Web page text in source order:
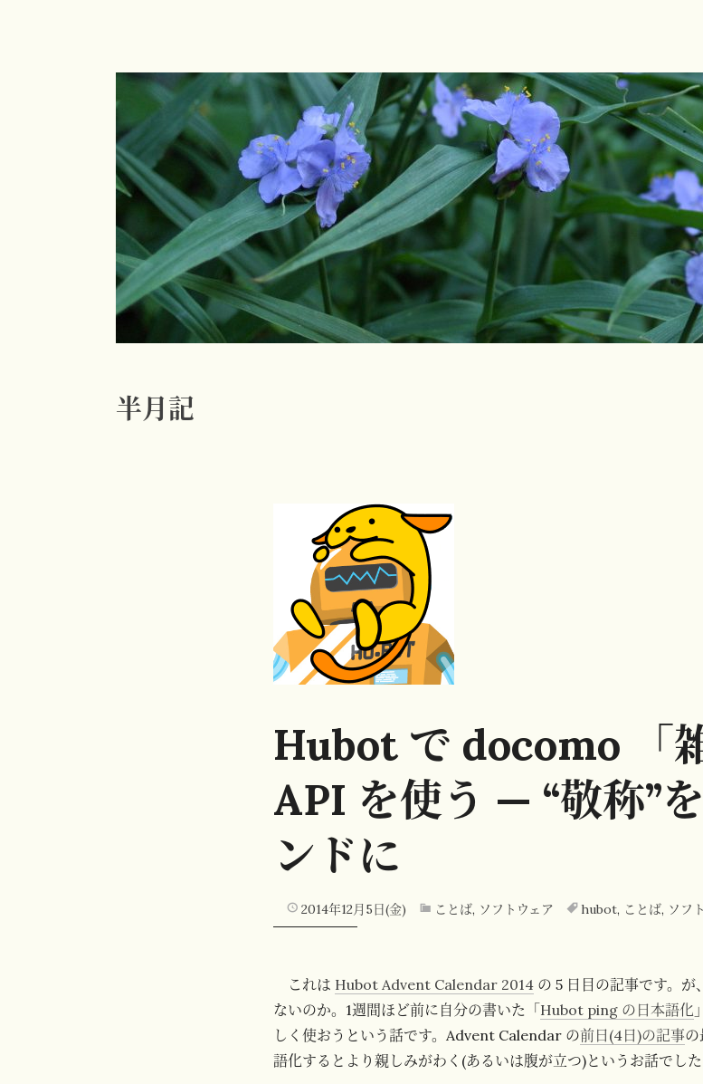
ン
テ
ン
ツ
ス
キ
ッ
プ
半月記
Hubot で docomo 「
API を使う — “敬称”
ンドに
2014年12月5日(金) ことば, ソフトウェア hubot, ことば, ソフ
これは Hubot Advent Calendar 2014 の 5 日目の記事です。
ないのか。1週間ほど前に自分の書いた「 Hubot ping の日本語化
しく使おうという話です。Advent Calendar の前日(4日)の記事
語化するとより親しみがわく(あるいは腹が立つ)というお話でした